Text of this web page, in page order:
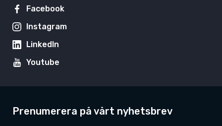
Facebook
Instagram
LinkedIn
Youtube
Prenumerera på vårt nyhetsbrev